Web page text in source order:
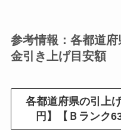
参考情報：各都道
金引き上げ目安額
各都道府県の引上
円 】 【Ｂランク